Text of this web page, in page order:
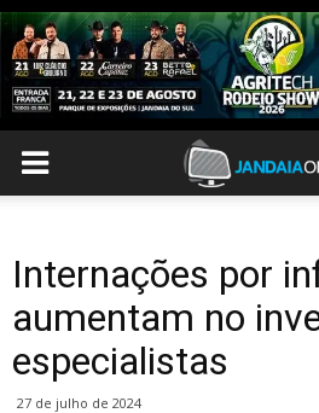
Internações por
aumentam no
especialistas
27 de julho de 2024